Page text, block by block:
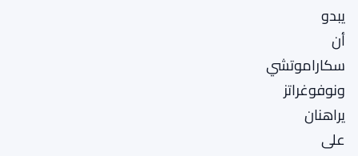
يبدو
أن
سكاراموتشي
ونوفوغراتز
يراهنان
على